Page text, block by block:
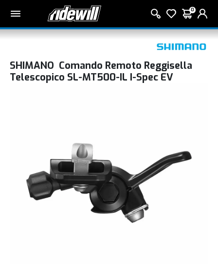
0
SHIMANO Comando Remoto Reggisella
Telescopico SL-MT500-IL I-Spec EV